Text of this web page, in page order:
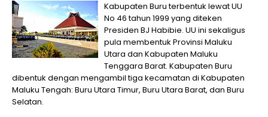
Kabupaten Buru terbentuk lewat UU
No 46 tahun 1999 yang diteken
Presiden BJ Habibie. UU ini sekaligus
pula membentuk Provinsi Maluku
Utara dan Kabupaten Maluku
Tenggara Barat. Kabupaten Buru
dibentuk dengan mengambil tiga kecamatan di Kabupaten
Maluku Tengah: Buru Utara Timur, Buru Utara Barat, dan Buru
Selatan.